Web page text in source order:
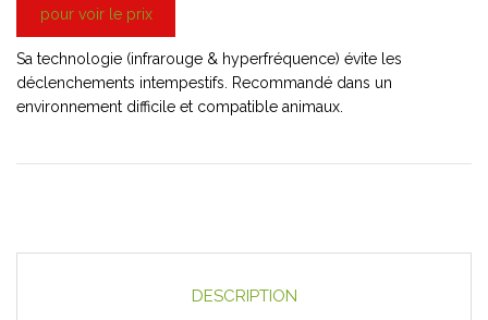
pour voir le prix
Sa technologie (infrarouge & hyperfréquence) évite les
déclenchements intempestifs. Recommandé dans un
environnement difficile et compatible animaux.
DESCRIPTION